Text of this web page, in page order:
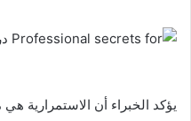
يؤكد الخبراء أن الاستمرارية